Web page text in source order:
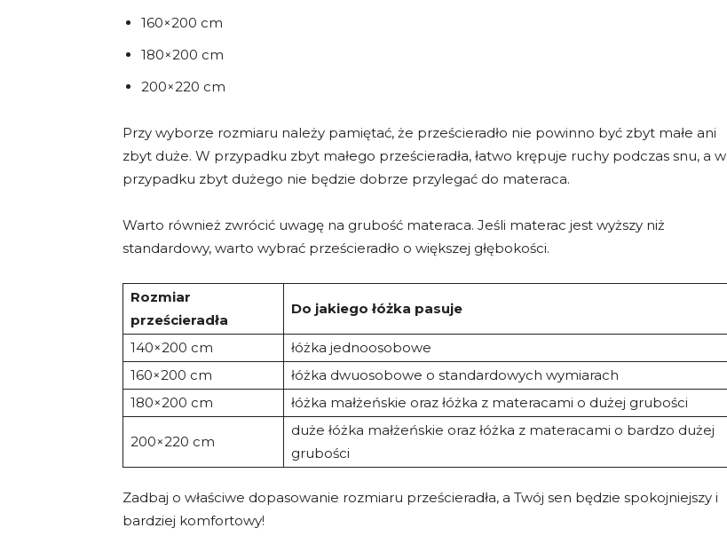
160×200 cm
180×200 cm
200×220 cm
Przy wyborze rozmiaru należy pamiętać, że prześcieradło nie powinno być zbyt małe ani
zbyt duże. W przypadku zbyt małego prześcieradła, łatwo krępuje ruchy podczas snu, a w
przypadku zbyt dużego nie będzie dobrze przylegać do materaca.
Warto również zwrócić uwagę na grubość materaca. Jeśli materac jest wyższy niż
standardowy, warto wybrać prześcieradło o większej głębokości.
Rozmiar
prześcieradła
Do jakiego łóżka pasuje
140×200 cm
łóżka jednoosobowe
160×200 cm
łóżka dwuosobowe o standardowych wymiarach
180×200 cm
łóżka małżeńskie oraz łóżka z materacami o dużej grubości
200×220 cm
duże łóżka małżeńskie oraz łóżka z materacami o bardzo dużej
grubości
Zadbaj o właściwe dopasowanie rozmiaru prześcieradła, a Twój sen będzie spokojniejszy i
bardziej komfortowy!